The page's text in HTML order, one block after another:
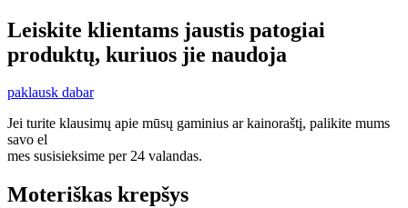
Leiskite klientams jaustis patogiai
produktų, kuriuos jie naudoja
paklausk dabar
Jei turite klausimų apie mūsų gaminius ar kainoraštį, palikite mums
savo el
mes susisieksime per 24 valandas.
Moteriškas krepšys